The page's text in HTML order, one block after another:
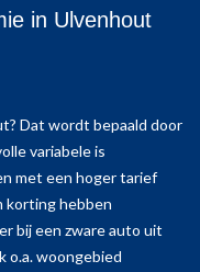
in Ulvenhout
Dat wordt bepaald door
variabele is
met een hoger tarief
korting hebben
bij een zware auto uit
o.a. woongebied